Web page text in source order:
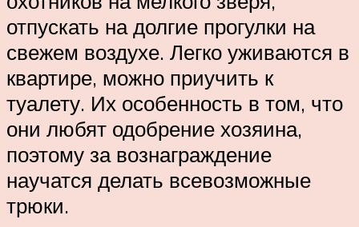
отпускать на долгие прогулки на
свежем воздухе. Легко уживаются в
квартире, можно приучить к
туалету. Их особенность в том, что
они любят одобрение хозяина,
поэтому за вознаграждение
научатся делать всевозможные
трюки.